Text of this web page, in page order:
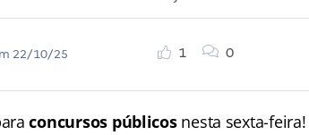
22/10/25
1 0
concursos públicosnesta sexta-feira!